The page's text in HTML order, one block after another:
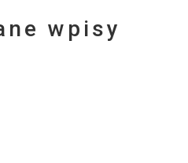
wpisy